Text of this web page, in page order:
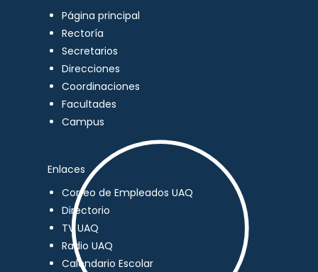
Página principal
Rectoría
Secretarios
Direcciones
Coordinaciones
Facultades
Campus
Enlaces
Correo de Empleados UAQ
Directorio
TV UAQ
Radio UAQ
Calendario Escolar